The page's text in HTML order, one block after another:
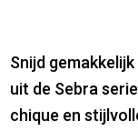
Snijd
uit de Sebra
chique en